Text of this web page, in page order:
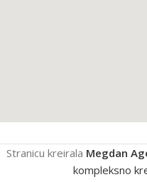
Stranicu kreirala Megdan
kompleksno